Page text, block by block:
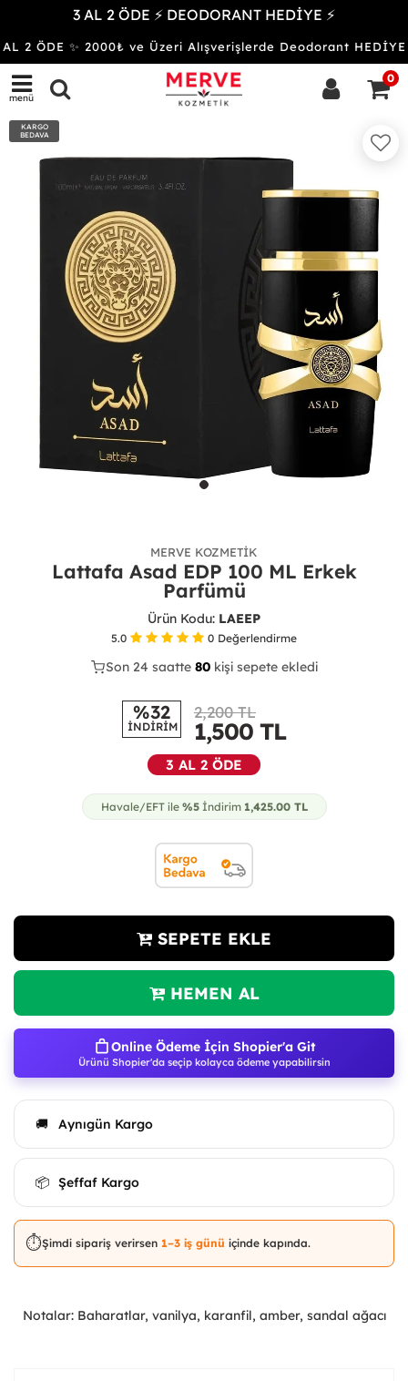
3 AL 2 ÖDE ⚡ DEODORANT HEDİYE ⚡
2 ÖDE ✨ 2000₺ ve Üzeri Alışverişlerde Deodorant HEDİYE
menü
0
KARGO
BEDAVA
MERVE KOZMETIK
Lattafa Asad EDP 100 ML Erkek
Parfümü
Ürün Kodu: LAEEP
5.0 0 Değerlendirme
38
Son 24 saatte 80kişi sepete ekledi
16
%32
İNDİRİM
2,200 TL
1,500 TL
3 AL 2 ÖDE
Havale/EFT ile %5İndirim 1,425.00TL
SEPETE EKLE
HEMEN AL
Online Ödeme İçin Shopier'a Git
Ürünü Shopier'da seçip kolayca ödeme yapabilirsin
🚚 Aynıgün Kargo
📦 Şeffaf Kargo
⏱️Şimdi sipariş verirsen 1–3 iş günü içinde kapında.
Notalar: Baharatlar, vanilya, karanfil, amber, sandal ağacı